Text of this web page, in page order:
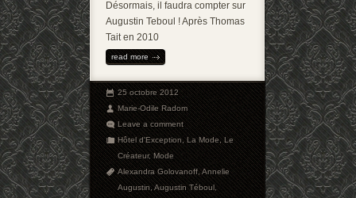
Désormais, il faudra compter sur
Augustin Teboul ! Après Thomas
Tait en 2010
read more
25 octobre 2012
Marie-Odile Radom
Leave a comment
Hôtel d'Exception,La Mode,Le
Créateur,Mode
Alexandra Golovanoff,Annelie
Augustin,Augustin Téboul,